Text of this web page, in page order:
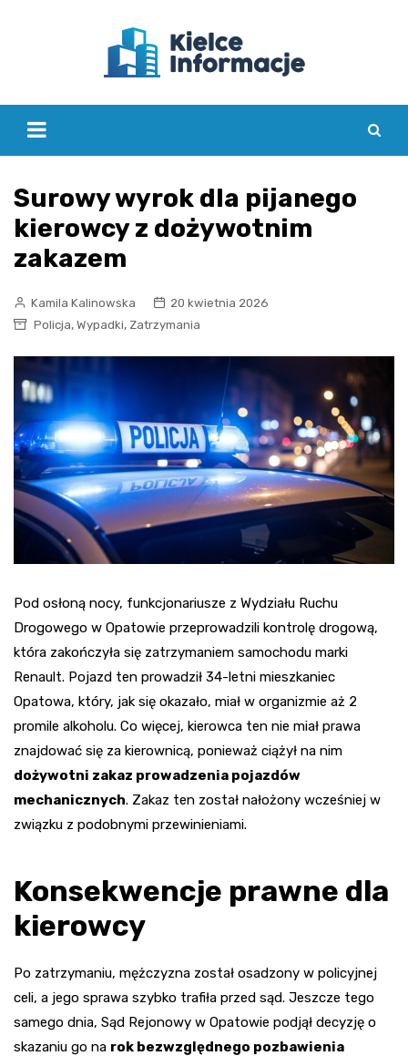
Surowy wyrok dla pijanego
kierowcy z dożywotnim
zakazem
Kamila Kalinowska
20 kwietnia 2026
Policja, Wypadki, Zatrzymania
Pod osłoną nocy, funkcjonariusze z Wydziału Ruchu
Drogowego w Opatowie przeprowadzili kontrolę drogową,
która zakończyła się zatrzymaniem samochodu marki
Renault. Pojazd ten prowadził 34-letni mieszkaniec
Opatowa, który, jak się okazało, miał w organizmie aż 2
promile alkoholu. Co więcej, kierowca ten nie miał prawa
znajdować się za kierownicą, ponieważ ciążył na nim
dożywotni zakaz prowadzenia pojazdów
mechanicznych. Zakaz ten został nałożony wcześniej w
związku z podobnymi przewinieniami.
Konsekwencje prawne dla
kierowcy
Po zatrzymaniu, mężczyzna został osadzony w policyjnej
celi, a jego sprawa szybko trafiła przed sąd. Jeszcze tego
samego dnia, Sąd Rejonowy w Opatowie podjął decyzję o
skazaniu go na rok bezwzględnego pozbawienia